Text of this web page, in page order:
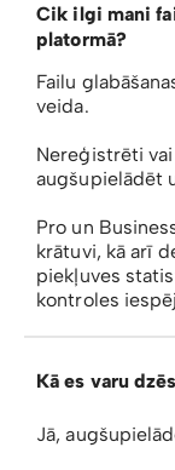
Cik ilgi mani
platormā?
Failu
veida.
Nereģistrēti
augšupielādēt
Pro un
krātuvi, kā arī
piekļuves
kontroles
Kā es varu
Jā,